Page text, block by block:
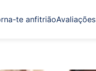
te anfitriãoAvaliações